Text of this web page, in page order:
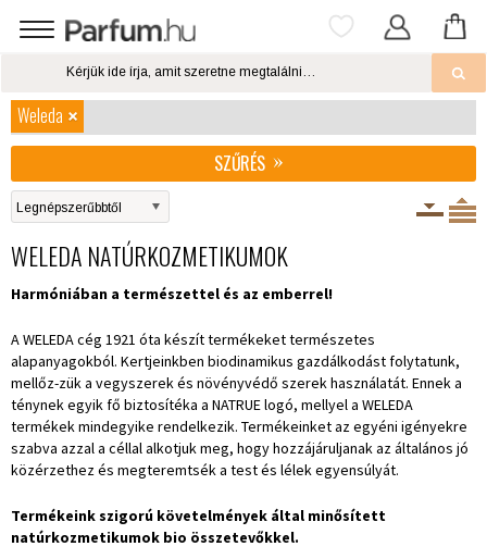
Weleda
SZŰRÉS
WELEDA NATÚRKOZMETIKUMOK
Harmóniában a természettel és az emberrel!
A WELEDA cég 1921 óta készít termékeket természetes
alapanyagokból. Kertjeinkben biodinamikus gazdálkodást folytatunk,
mellőz-zük a vegyszerek és növényvédő szerek használatát. Ennek a
ténynek egyik fő biztosítéka a NATRUE logó, mellyel a WELEDA
termékek mindegyike rendelkezik. Termékeinket az egyéni igényekre
szabva azzal a céllal alkotjuk meg, hogy hozzájáruljanak az általános jó
közérzethez és megteremtsék a test és lélek egyensúlyát.
Termékeink szigorú követelmények által minősített
natúrkozmetikumok bio összetevőkkel.